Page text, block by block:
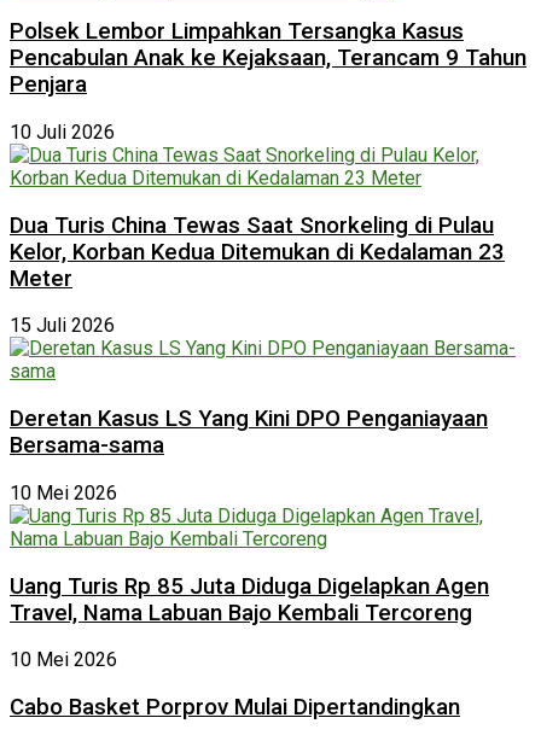
Polsek Lembor Limpahkan Tersangka Kasus
Pencabulan Anak ke Kejaksaan, Terancam 9 Tahun
Penjara
10 Juli 2026
Dua Turis China Tewas Saat Snorkeling di Pulau
Kelor, Korban Kedua Ditemukan di Kedalaman 23
Meter
15 Juli 2026
Deretan Kasus LS Yang Kini DPO Penganiayaan
Bersama-sama
10 Mei 2026
Uang Turis Rp 85 Juta Diduga Digelapkan Agen
Travel, Nama Labuan Bajo Kembali Tercoreng
10 Mei 2026
Cabo Basket Porprov Mulai Dipertandingkan